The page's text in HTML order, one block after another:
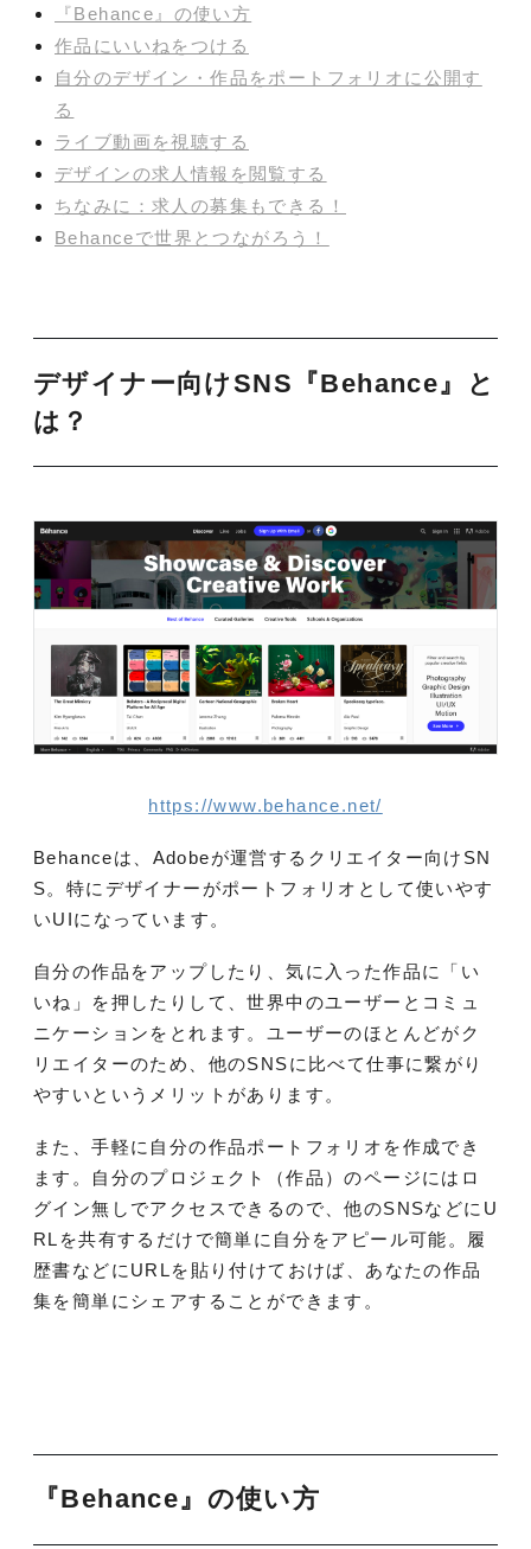
『Behance』の使い方
作品にいいねをつける
自分のデザイン・作品をポートフォリオに公開す
る
ライブ動画を視聴する
デザインの求人情報を閲覧する
ちなみに：求人の募集もできる！
Behanceで世界とつながろう！
デザイナー向けSNS『Behance』と
は？
https://www.behance.net/
Behanceは、Adobeが運営するクリエイター向けSN
S。特にデザイナーがポートフォリオとして使いやす
いUIになっています。
自分の作品をアップしたり、気に入った作品に「い
いね」を押したりして、世界中のユーザーとコミュ
ニケーションをとれます。ユーザーのほとんどがク
リエイターのため、他のSNSに比べて仕事に繋がり
やすいというメリットがあります。
また、手軽に自分の作品ポートフォリオを作成でき
ます。自分のプロジェクト（作品）のページにはロ
グイン無しでアクセスできるので、他のSNSなどにU
RLを共有するだけで簡単に自分をアピール可能。履
歴書などにURLを貼り付けておけば、あなたの作品
集を簡単にシェアすることができます。
『Behance』の使い方